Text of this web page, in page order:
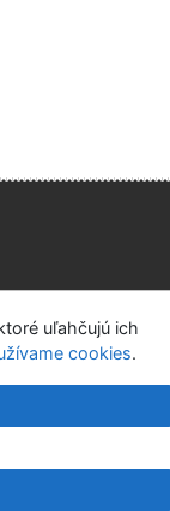
Technickej
Slovakia, s.r.o.
uľahčujú ich
cookies.